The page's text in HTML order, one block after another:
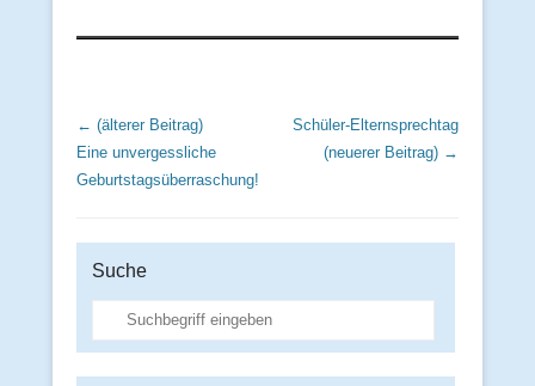
Beitrags Übersicht
← (älterer Beitrag)
Eine unvergessliche
Geburtstagsüberraschung!
Schüler-Elternsprechtag
(neuerer Beitrag) →
Suche
Suche